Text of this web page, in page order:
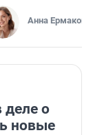
Анна Ермакова
деле о
новые